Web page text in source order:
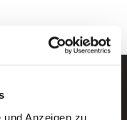
Anzeigen zu